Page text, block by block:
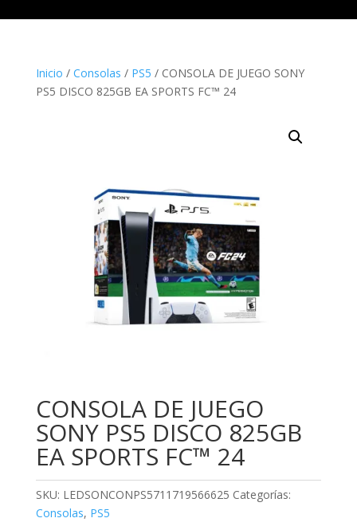
Inicio / Consolas / PS5 / CONSOLA DE JUEGO SONY
PS5 DISCO 825GB EA SPORTS FC™ 24
CONSOLA DE JUEGO
SONY PS5 DISCO 825GB
EA SPORTS FC™ 24
SKU: LEDSONCONPS5711719566625 Categorías:
Consolas, PS5